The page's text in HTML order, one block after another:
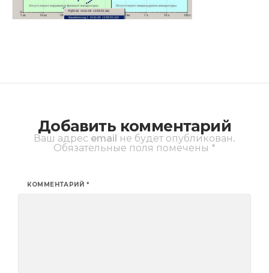
Добавить комментарий
Ваш адрес email не будет опубликован.
Обязательные поля помечены *
КОММЕНТАРИЙ*